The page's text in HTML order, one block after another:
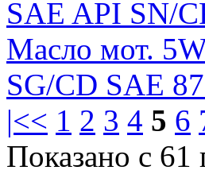
SAE API SN/
Масло мот.
SG/CD SAE
|<< 1 2 3 4 5 6
Показано с 61